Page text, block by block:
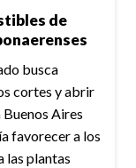
de
busca
cortes y abrir
Aires
favorecer a los
las plantas